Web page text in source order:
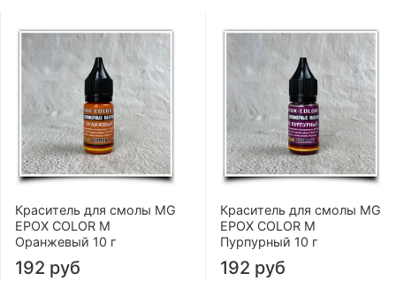
Краситель для смолы MG
EPOX COLOR M
Оранжевый 10 г
192 руб
Краситель для смолы MG
EPOX COLOR M
Пурпурный 10 г
192 руб